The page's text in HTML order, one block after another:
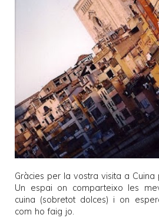
Gràcies per la vostra visita a Cuina
Un espai on comparteixo les
cuina (sobretot dolces) i on
com ho faig jo.